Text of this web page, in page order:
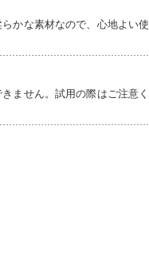
かな素材なので、心地よい使
ません。試用の際はご注意く